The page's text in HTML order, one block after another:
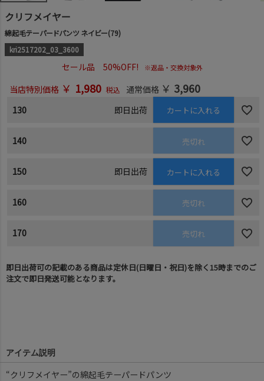
クリフメイヤー
綿起毛テーパードパンツ ネイビー(79)
kri2517202_03_3600
セール品 50%OFF! ※返品・交換対象外
当店特別価格 ￥ 1,980 税込 通常価格 ￥ 3,960
130 即日出荷 カートに入れる
140 売切れ
150 即日出荷 カートに入れる
160 売切れ
170 売切れ
即日出荷可の記載のある商品は定休日(日曜日・祝日)を除く15時までのご
注文で即日発送可能となります。
アイテム説明
“クリフメイヤー”の綿起毛テーパードパンツ